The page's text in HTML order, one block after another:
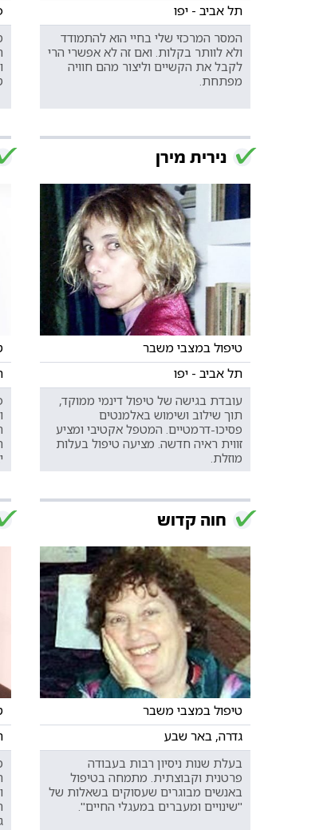
תל אביב - יפו
המסר המרכזי שלי בחיי הוא להתמודד
ולא לוותר בקלות. ואם זה לא אפשרי הרי
לקבל את הקשיים וליצור מהם חוויה
מפתחת.
נירית מירן
טיפול במצבי משבר
תל אביב - יפו
עובדת בגישה של טיפול דינמי ממוקד,
תוך שילוב ושימוש באלמנטים
פסיכו-דרמטיים. המטפל אקטיבי ומציע
זווית ראיה חדשה. מציעה טיפול בעלות
מוזלת.
חוה קדוש
טיפול במצבי משבר
גדרה, באר שבע
בעלת שנות ניסיון רבות בעבודה
פרטנית וקבוצתית. מתמחה בטיפול
באנשים מבוגרים שעסוקים בשאלות של
"שינויים ומעברים במעגלי החיים".